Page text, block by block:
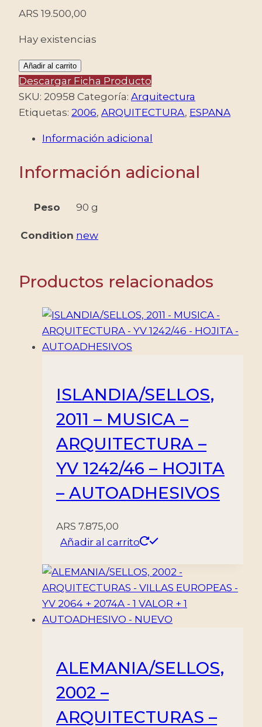
ARS 19.500,00
Hay existencias
ESPAÑA/SELLOS,
2006
-
ARQUITECTURA
VALORES
MINT
Añadir al carrito
Descargar Ficha Producto
SKU: 20958 Categoría: Arquitectura
Etiquetas: 2006, ARQUITECTURA, ESPANA
Información adicional
Información adicional
Peso 90 g
Condition new
Productos relacionados
ISLANDIA/SELLOS,
2011 – MUSICA –
ARQUITECTURA –
YV 1242/46 – HOJITA
– AUTOADHESIVOS
ARS 7.875,00
Añadir al carrito
ALEMANIA/SELLOS,
2002 –
ARQUITECTURAS –